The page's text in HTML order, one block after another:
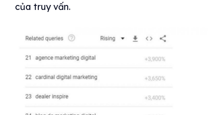
của truy vấn.